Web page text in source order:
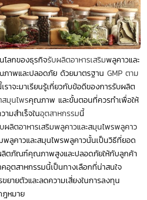
โลกของธุรกิจรับผลิตอาหารเสริมพลูคาวและ
าพและปลอดภัย ด้วยมาตรฐาน GMP ตาม
ราจะมาเรียนรู้เกี่ยวกับข้อดีของการรับผลิต
มุนไพรคุณภาพ และขั้นตอนที่ควรทำเพื่อให้
มสำเร็จในอุตสาหกรรมนี้
ลิตอาหารเสริมพลูคาวและสมุนไพรพลูคาว
พลูคาวและสมุนไพรพลูคาวนั้นเป็นวิธีที่ยอด
ผลิตภัณฑ์คุณภาพสูงและปลอดภัยให้กับลูกค้า
อุตสาหกรรมนี้เป็นทางเลือกที่น่าสนใจ
ยายตัวและลดความเสี่ยงในการลงทุน
ฎหมาย